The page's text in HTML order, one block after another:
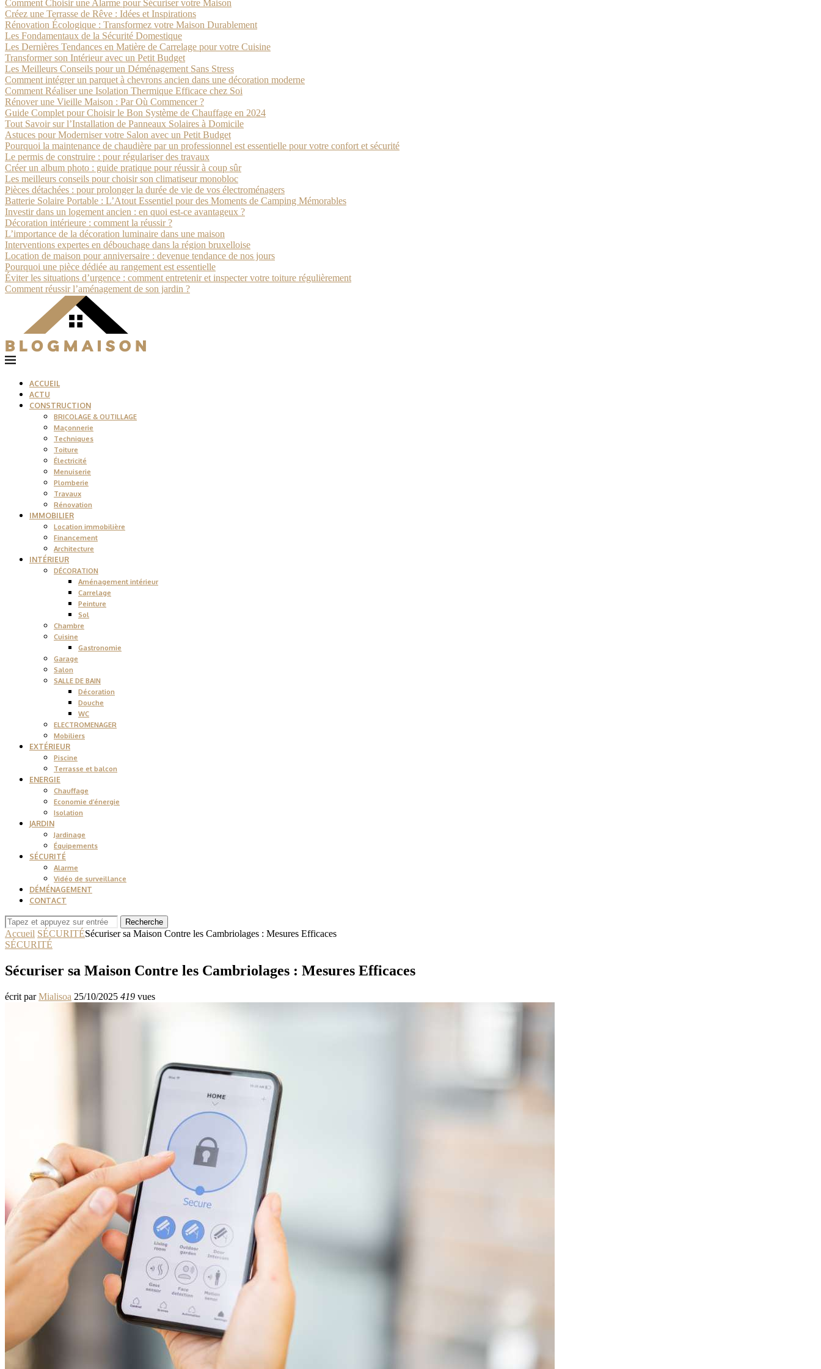
Comment Choisir une Alarme pour Sécuriser votre Maison
Créez une Terrasse de Rêve : Idées et Inspirations
Rénovation Écologique : Transformez votre Maison Durablement
Les Fondamentaux de la Sécurité Domestique
Les Dernières Tendances en Matière de Carrelage pour votre Cuisine
Transformer son Intérieur avec un Petit Budget
Les Meilleurs Conseils pour un Déménagement Sans Stress
Comment intégrer un parquet à chevrons ancien dans une décoration moderne
Comment Réaliser une Isolation Thermique Efficace chez Soi
Rénover une Vieille Maison : Par Où Commencer ?
Guide Complet pour Choisir le Bon Système de Chauffage en 2024
Tout Savoir sur l’Installation de Panneaux Solaires à Domicile
Astuces pour Moderniser votre Salon avec un Petit Budget
Pourquoi la maintenance de chaudière par un professionnel est essentielle pour votre confort et sécurité
Le permis de construire : pour régulariser des travaux
Créer un album photo : guide pratique pour réussir à coup sûr
Les meilleurs conseils pour choisir son climatiseur monobloc
Pièces détachées : pour prolonger la durée de vie de vos électroménagers
Batterie Solaire Portable : L’Atout Essentiel pour des Moments de Camping Mémorables
Investir dans un logement ancien : en quoi est-ce avantageux ?
Décoration intérieure : comment la réussir ?
L’importance de la décoration luminaire dans une maison
Interventions expertes en débouchage dans la région bruxelloise
Location de maison pour anniversaire : devenue tendance de nos jours
Pourquoi une pièce dédiée au rangement est essentielle
Éviter les situations d’urgence : comment entretenir et inspecter votre toiture régulièrement
Comment réussir l’aménagement de son jardin ?
ACCUEIL
ACTU
CONSTRUCTION
BRICOLAGE & OUTILLAGE
Maçonnerie
Techniques
Toiture
Électricité
Menuiserie
Plomberie
Travaux
Rénovation
IMMOBILIER
Location immobilière
Financement
Architecture
INTÉRIEUR
DÉCORATION
Aménagement intérieur
Carrelage
Peinture
Sol
Chambre
Cuisine
Gastronomie
Garage
Salon
SALLE DE BAIN
Décoration
Douche
WC
ELECTROMENAGER
Mobiliers
EXTÉRIEUR
Piscine
Terrasse et balcon
ENERGIE
Chauffage
Economie d’énergie
Isolation
JARDIN
Jardinage
Équipements
SÉCURITÉ
Alarme
Vidéo de surveillance
DÉMÉNAGEMENT
CONTACT
Recherche
Accueil SÉCURITÉSécuriser sa Maison Contre les Cambriolages : Mesures Efficaces
SÉCURITÉ
Sécuriser sa Maison Contre les Cambriolages : Mesures Efficaces
écrit parMialisoa 25/10/2025 419 vues